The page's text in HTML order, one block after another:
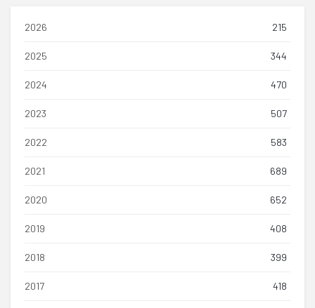
2026 215
2025 344
2024 470
2023 507
2022 583
2021 689
2020 652
2019 408
2018 399
2017 418